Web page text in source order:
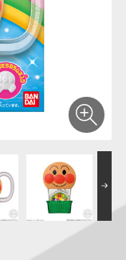
アンパンマン
サンリオキャラクタ
ーズ
ポケモンスケールワ
ールド
キャラデコ